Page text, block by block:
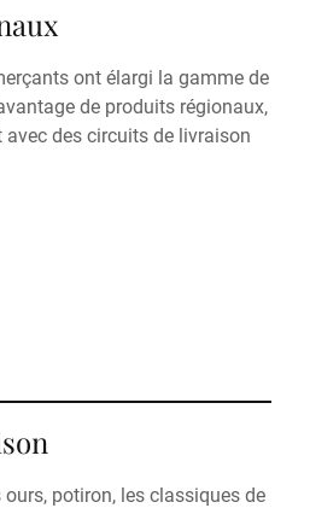
ont élargi la gamme de
de produits régionaux,
des circuits de livraison
potiron, les classiques de